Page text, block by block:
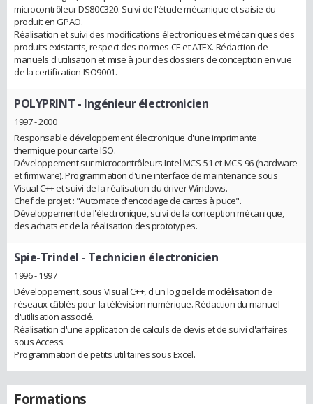
microcontrôleur DS80C320. Suivi de l'étude mécanique et saisie du
produit en GPAO.
Réalisation et suivi des modifications électroniques et mécaniques des
produits existants, respect des normes CE et ATEX. Rédaction de
manuels d'utilisation et mise à jour des dossiers de conception en vue
de la certification ISO9001.
POLYPRINT - Ingénieur électronicien
1997 - 2000
Responsable développement électronique d'une imprimante
thermique pour carte ISO.
Développement sur microcontrôleurs Intel MCS-51 et MCS-96 (hardware
et firmware). Programmation d'une interface de maintenance sous
Visual C++ et suivi de la réalisation du driver Windows.
Chef de projet : "Automate d'encodage de cartes à puce".
Développement de l'électronique, suivi de la conception mécanique,
des achats et de la réalisation des prototypes.
Spie-Trindel - Technicien électronicien
1996 - 1997
Développement, sous Visual C++, d'un logiciel de modélisation de
réseaux câblés pour la télévision numérique. Rédaction du manuel
d'utilisation associé.
Réalisation d'une application de calculs de devis et de suivi d'affaires
sous Access.
Programmation de petits utilitaires sous Excel.
Formations